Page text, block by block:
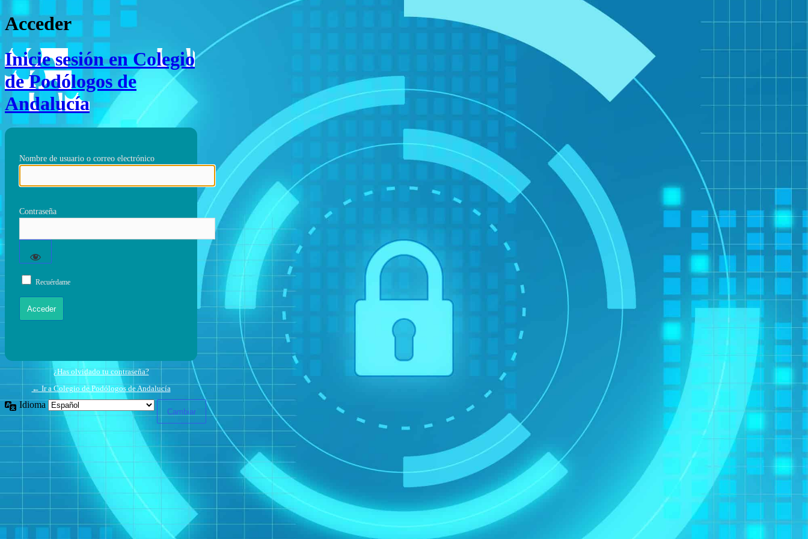
Acceder
Inicie sesión en Colegio
de Podólogos de
Andalucía
Nombre de usuario o correo electrónico
Contraseña
Recuérdame
¿Has olvidado tu contraseña?
← Ir a Colegio de Podólogos de Andalucía
Idioma